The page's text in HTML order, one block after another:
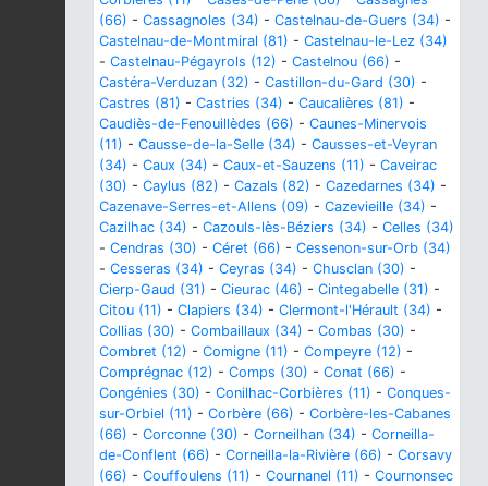
(66) - Cassagnoles (34) - Castelnau-de-Guers (34) -
Castelnau-de-Montmiral (81) - Castelnau-le-Lez (34)
- Castelnau-Pégayrols (12) - Castelnou (66) -
Castéra-Verduzan (32) - Castillon-du-Gard (30) -
Castres (81) - Castries (34) - Caucalières (81) -
Caudiès-de-Fenouillèdes (66) - Caunes-Minervois
(11) - Causse-de-la-Selle (34) - Causses-et-Veyran
(34) - Caux (34) - Caux-et-Sauzens (11) - Caveirac
(30) - Caylus (82) - Cazals (82) - Cazedarnes (34) -
Cazenave-Serres-et-Allens (09) - Cazevieille (34) -
Cazilhac (34) - Cazouls-lès-Béziers (34) - Celles (34)
- Cendras (30) - Céret (66) - Cessenon-sur-Orb (34)
- Cesseras (34) - Ceyras (34) - Chusclan (30) -
Cierp-Gaud (31) - Cieurac (46) - Cintegabelle (31) -
Citou (11) - Clapiers (34) - Clermont-l'Hérault (34) -
Collias (30) - Combaillaux (34) - Combas (30) -
Combret (12) - Comigne (11) - Compeyre (12) -
Comprégnac (12) - Comps (30) - Conat (66) -
Congénies (30) - Conilhac-Corbières (11) - Conques-
sur-Orbiel (11) - Corbère (66) - Corbère-les-Cabanes
(66) - Corconne (30) - Corneilhan (34) - Corneilla-
de-Conflent (66) - Corneilla-la-Rivière (66) - Corsavy
(66) - Couffoulens (11) - Cournanel (11) - Cournonsec